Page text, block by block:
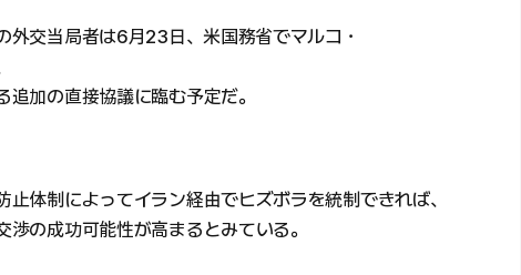
外交当局者は6月23日、米国務省でマルコ・
加の直接協議に臨む予定だ。
止体制によってイラン経由でヒズボラを統制できれば、
の成功可能性が高まるとみている。